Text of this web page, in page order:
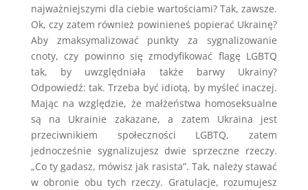
najważniejszymi dla ciebie wartościami? Tak, zawsze.
Ok, czy zatem również powinieneś popierać Ukrainę?
Aby zmaksymalizować punkty za sygnalizowanie
cnoty, czy powinno się zmodyfikować flagę LGBTQ
tak, by uwzględniała także barwy Ukrainy?
Odpowiedź: tak. Trzeba być idiotą, by myśleć inaczej.
Mając na względzie, że małżeństwa homoseksualne
są na Ukrainie zakazane, a zatem Ukraina jest
przeciwnikiem społeczności LGBTQ, zatem
jednocześnie sygnalizujesz dwie sprzeczne rzeczy.
„Co ty gadasz, mówisz jak rasista”. Tak, należy stawać
w obronie obu tych rzeczy. Gratulacje, rozumujesz